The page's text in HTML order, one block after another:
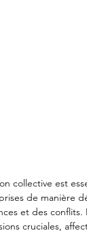
collective est
de manière
et des
cruciales,